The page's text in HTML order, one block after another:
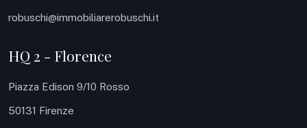
robuschi@immobiliarerobuschi.it
HQ 2 - Florence
Piazza Edison 9/10 Rosso
50131 Firenze